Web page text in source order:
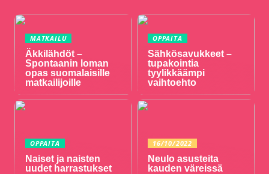
MATKAILU
Äkkilähdöt –
Spontaanin loman
opas suomalaisille
matkailijoille
OPPAITA
Sähkösavukkeet –
tupakointia
tyylikkäämpi
vaihtoehto
OPPAITA
Naiset ja naisten
uudet harrastukset
16/10/2022
Neulo asusteita
kauden väreissä